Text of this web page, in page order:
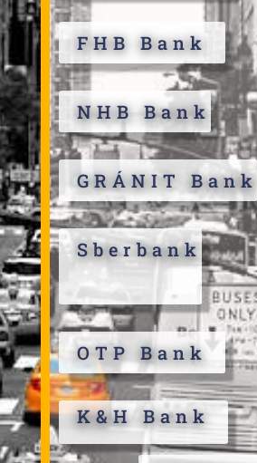
FHB Bank
NHB Bank
GRÁNIT Bank
Sberbank
OTP Bank
K&H Bank